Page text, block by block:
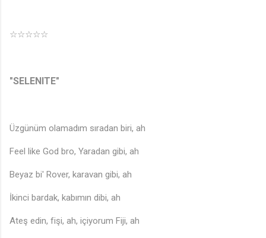
☆☆☆☆☆
"SELENITE"
Üzgünüm olamadım sıradan biri, ah
Feel like God bro, Yaradan gibi, ah
Beyaz bi' Rover, karavan gibi, ah
İkinci bardak, kabımın dibi, ah
Ateş edin, fişi, ah, içiyorum Fiji, ah